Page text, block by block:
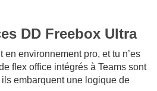
DD Freebox Ultra
environnement pro, et tu n’es
flex office intégrés à Teams sont
embarquent une logique de